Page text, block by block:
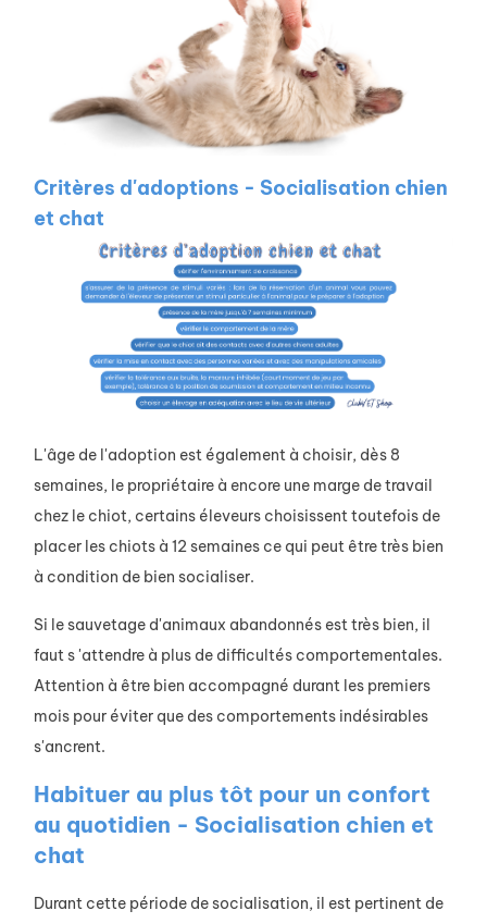
Critères d'adoptions - Socialisation chien
et chat
L'âge de l'adoption est également à choisir, dès 8
semaines, le propriétaire à encore une marge de travail
chez le chiot, certains éleveurs choisissent toutefois de
placer les chiots à 12 semaines ce qui peut être très bien
à condition de bien socialiser.
Si le sauvetage d'animaux abandonnés est très bien, il
faut s 'attendre à plus de difficultés comportementales.
Attention à être bien accompagné durant les premiers
mois pour éviter que des comportements indésirables
s'ancrent.
Habituer au plus tôt pour un confort
au quotidien - Socialisation chien et
chat
Durant cette période de socialisation, il est pertinent de